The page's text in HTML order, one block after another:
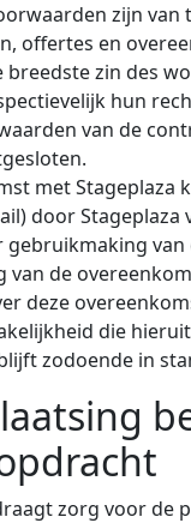
zijn
offertes en
breedste zin des
hun
van de
met
door
van
de
deze
die
zodoende in
zorg voor de